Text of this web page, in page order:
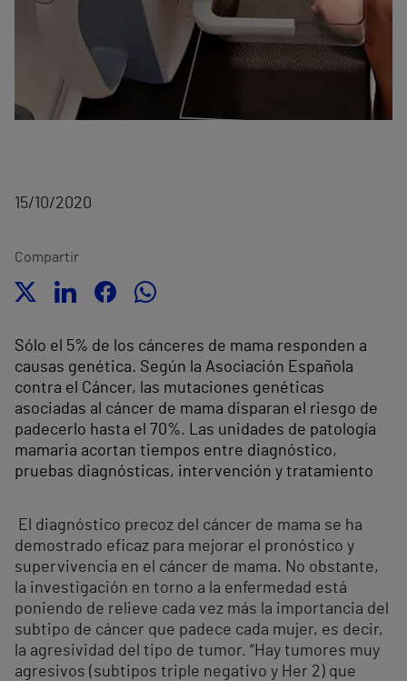
15/10/2020
Compartir
Sólo el 5% de los cánceres de mama responden a
causas genética. Según la Asociación Española
contra el Cáncer, las mutaciones genéticas
asociadas al cáncer de mama disparan el riesgo de
padecerlo hasta el 70%. Las unidades de patología
mamaria acortan tiempos entre diagnóstico,
pruebas diagnósticas, intervención y tratamiento
El diagnóstico precoz del cáncer de mama se ha
demostrado eficaz para mejorar el pronóstico y
supervivencia en el cáncer de mama. No obstante,
la investigación en torno a la enfermedad está
poniendo de relieve cada vez más la importancia del
subtipo de cáncer que padece cada mujer, es decir,
la agresividad del tipo de tumor. “Hay tumores muy
agresivos (subtipos triple negativo y Her 2) que